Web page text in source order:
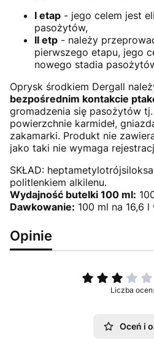
I etap - jego celem jest
pasożytów,
II etp - należy
pierwszego etapu, jego
nowego stadia
Oprysk środkiem Dergall
bezpośrednim kontakcie
gromadzenia się pasożytów
powierzchnie karmideł,
zakamarki. Produkt nie
jako taki nie wymaga
SKŁAD:
politlenkiem alkilenu.
Wydajność butelki 100 ml:
Dawkowanie: 100 ml na 16,6
Opinie
Liczba
Oceń i